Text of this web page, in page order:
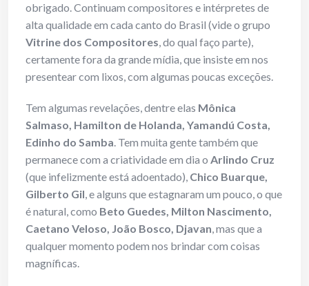
obrigado. Continuam compositores e intérpretes de
alta qualidade em cada canto do Brasil (vide o grupo
Vitrine dos Compositores, do qual faço parte),
certamente fora da grande mídia, que insiste em nos
presentear com lixos, com algumas poucas exceções.
Tem algumas revelações, dentre elas Mônica
Salmaso, Hamilton de Holanda, Yamandú Costa,
Edinho do Samba. Tem muita gente também que
permanece com a criatividade em dia o Arlindo Cruz
(que infelizmente está adoentado), Chico Buarque,
Gilberto Gil, e alguns que estagnaram um pouco, o que
é natural, como Beto Guedes, Milton Nascimento,
Caetano Veloso, João Bosco, Djavan, mas que a
qualquer momento podem nos brindar com coisas
magníficas.